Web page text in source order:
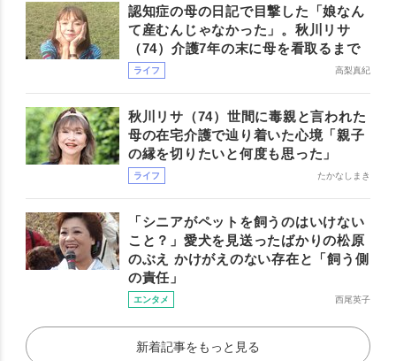
認知症の母の日記で目撃した「娘なん
て産むんじゃなかった」。秋川リサ
（74）介護7年の末に母を看取るまで
ライフ 高梨真紀
秋川リサ（74）世間に毒親と言われた
母の在宅介護で辿り着いた心境「親子
の縁を切りたいと何度も思った」
ライフ たかなしまき
「シニアがペットを飼うのはいけない
こと？」愛犬を見送ったばかりの松原
のぶえ かけがえのない存在と「飼う側
の責任」
エンタメ 西尾英子
新着記事をもっと見る